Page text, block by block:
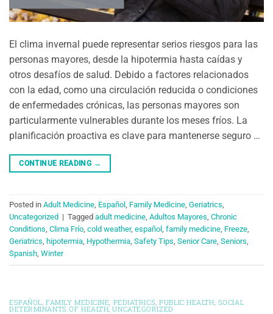
El clima invernal puede representar serios riesgos para las
personas mayores, desde la hipotermia hasta caídas y
otros desafíos de salud. Debido a factores relacionados
con la edad, como una circulación reducida o condiciones
de enfermedades crónicas, las personas mayores son
particularmente vulnerables durante los meses fríos. La
planificación proactiva es clave para mantenerse seguro …
CONTINUE READING →
Posted in Adult Medicine, Español , Family Medicine, Geriatrics,
Uncategorized | Tagged adult medicine, Adultos Mayores, Chronic
Conditions, Clima Frío, cold weather, español , family medicine, Freeze,
Geriatrics, hipotermia, Hypothermia, Safety Tips, Senior Care, Seniors,
Spanish, Winter
ESPAÑOL ,FAMILY MEDICINE PEDIATRICS ,PUBLIC HEALTH SOCIAL
DETERMINANTS OF HEALTH,UNCATEGORIZED